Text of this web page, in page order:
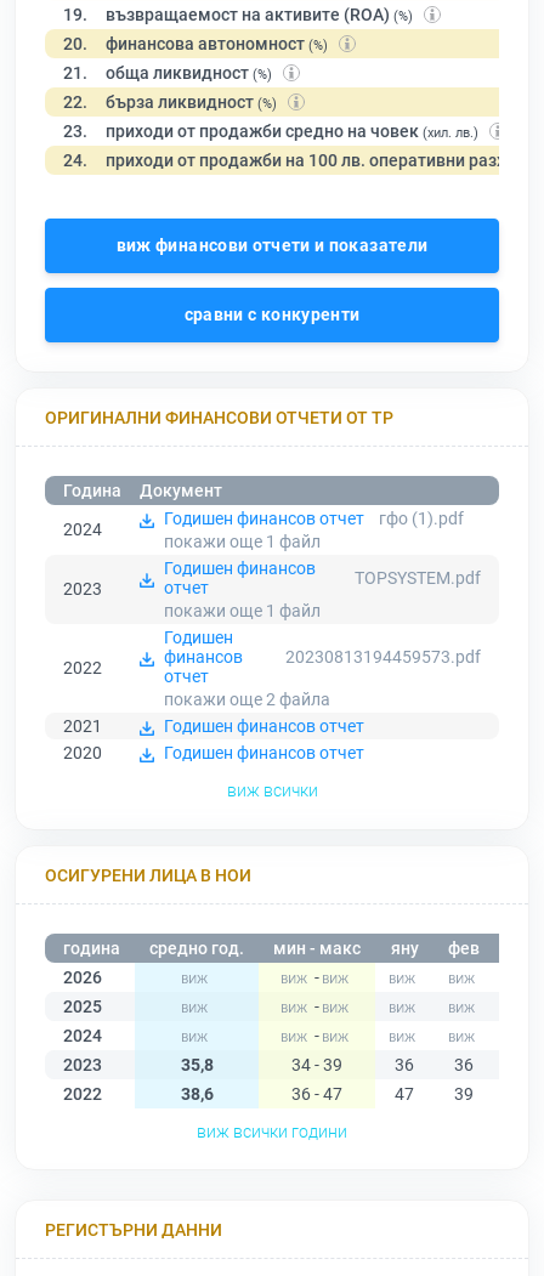
19. възвращаемост на активите (ROA) (%)
20. финансова автономност (%)
21. обща ликвидност (%)
22. бърза ликвидност (%)
23. приходи от продажби средно на човек (хил. лв.)
24. приходи от продажби на 100 лв. оперативни разходи
виж финансови отчети и показатели
сравни с конкуренти
ОРИГИНАЛНИ ФИНАНСОВИ ОТЧЕТИ ОТ ТР
Година
Документ
2024
Годишен финансов отчет
гфо (1).pdf
покажи още 1 файл
2023
Годишен финансов
отчет
TOPSYSTEM.pdf
покажи още 1 файл
2022
Годишен
финансов
отчет
20230813194459573.pdf
покажи още 2файла
2021
Годишен финансов отчет
2020
Годишен финансов отчет
виж всички
ОСИГУРЕНИ ЛИЦА В НОИ
година средно год. мин - макс яну фев
2026
-
2025
-
2024
-
2023
35,8 34 - 39 36 36
2022
38,6 36 - 47 47 39
виж всички години
РЕГИСТЪРНИ ДАННИ